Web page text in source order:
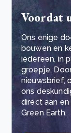
Voordat
Ons enige
bouwen en
iedereen, in
groepje.
nieuwsbrief,
ons
direct aan
Green Earth.